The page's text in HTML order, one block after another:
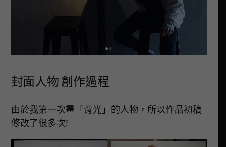
封面人物 創作過程
由於我第一次畫「背光」的人物，所以作品初稿
修改了很多次!